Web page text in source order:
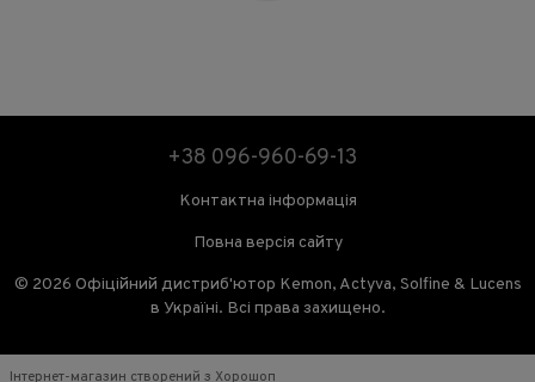
+38 096-960-69-13
Контактна інформація
Повна версія сайту
© 2026 Офіційний дистриб'ютор Kemon, Actyva, Solfine & Lucens
в Україні. Всі права захищено.
Інтернет-магазин створений з Хорошоп